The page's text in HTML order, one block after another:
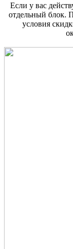
Если у вас
отдельный блок.
условия